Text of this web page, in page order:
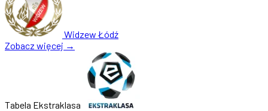
Widzew Łódź
Zobacz więcej →
Tabela Ekstraklasa